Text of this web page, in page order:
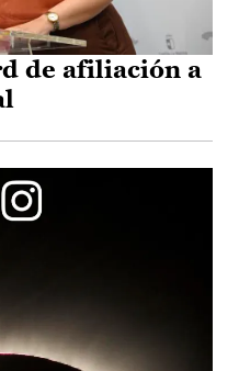
de afiliación a